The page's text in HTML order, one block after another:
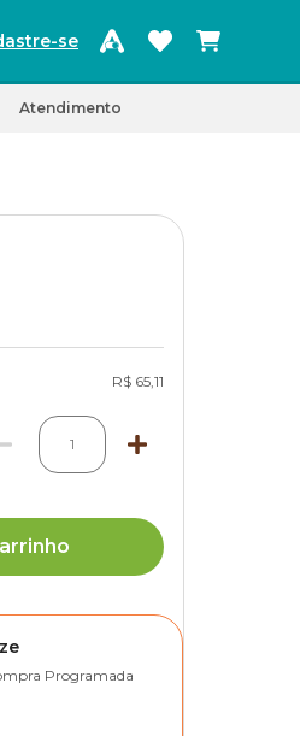
se
Atendimento
R$ 65,11
1
Programada